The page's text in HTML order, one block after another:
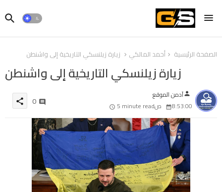
الصفحة الرئيسية أحمد المالكي زيارة زيلنسكي التاريخية إلى واشنطن
زيارة زيلنسكي التاريخية إلى واشنطن
personآدمن الموقع
8:53:00 ص
5 minute read
0
share